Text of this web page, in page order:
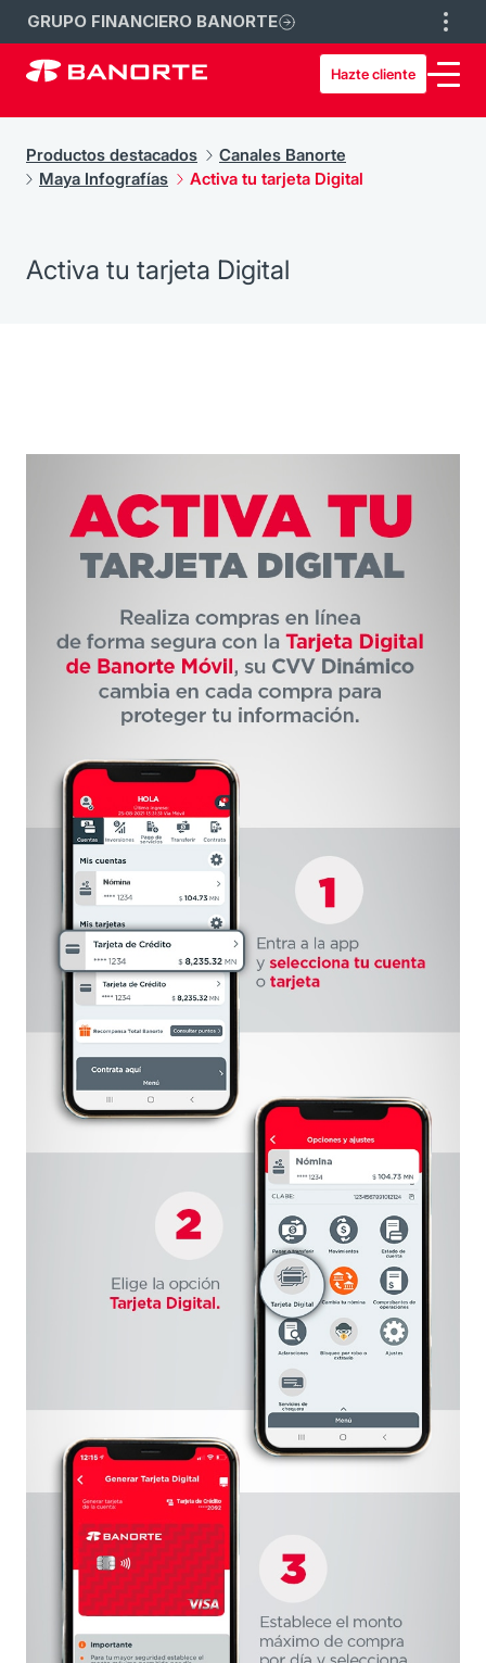
GRUPO FINANCIERO BANORTE
Hazte cliente
Productos destacados
Canales Banorte
Maya Infografías
Activa tu tarjeta Digital
Activa tu tarjeta Digital